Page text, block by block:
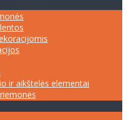
ir aikštelės elementai